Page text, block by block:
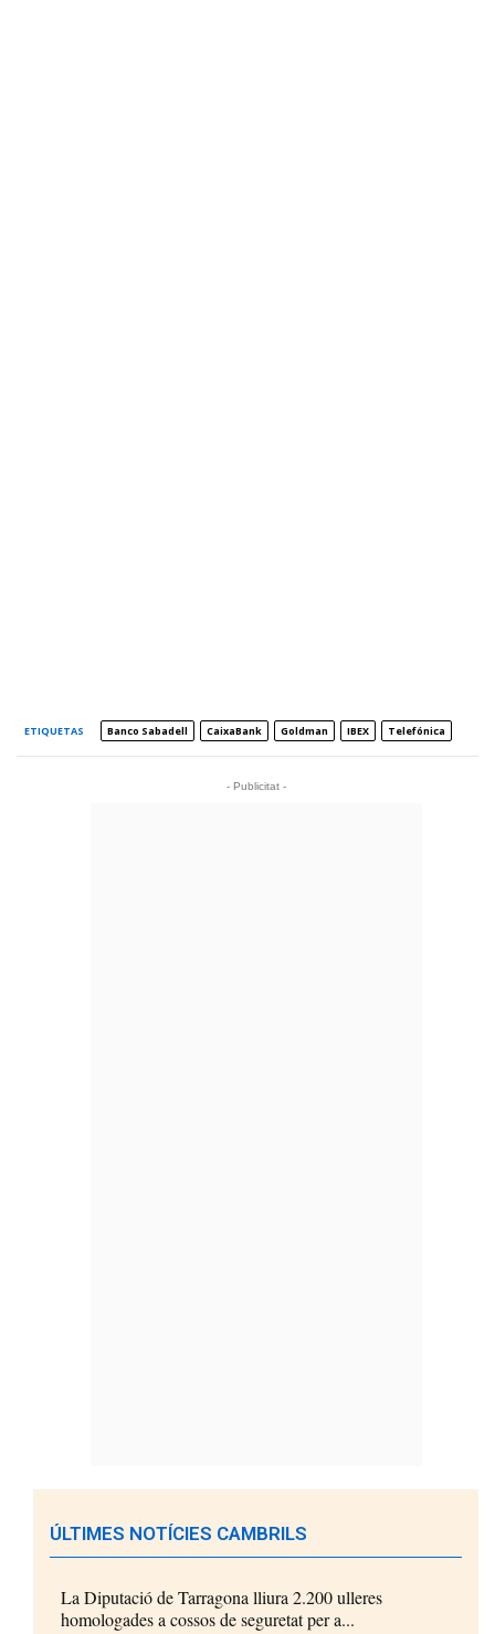
ETIQUETAS Banco Sabadell CaixaBank Goldman IBEX Telefónica
- Publicitat -
ÚLTIMES NOTÍCIES CAMBRILS
La Diputació de Tarragona lliura 2.200 ulleres
homologades a cossos de seguretat per a...